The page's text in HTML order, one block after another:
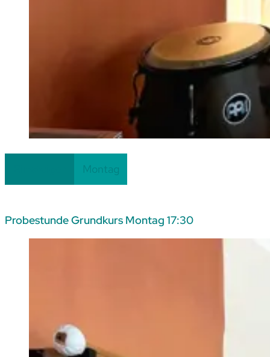
Montag
– 12.10.26
Probestunde Grundkurs Montag 17:30